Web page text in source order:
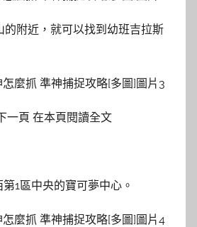
的附近，就可以找到幼班吉拉斯
一頁 在本頁閱讀全文
1區中央的寶可夢中心。